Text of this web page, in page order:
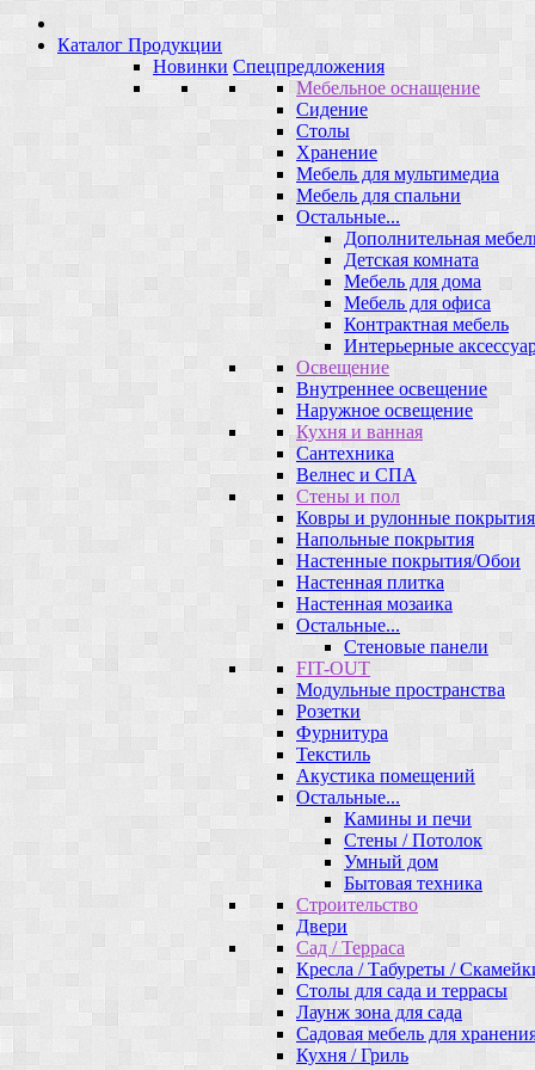
Каталог Продукции
Новинки Спецпредложения
Мебельное оснащение
Сидение
Столы
Хранение
Мебель для мультимедиа
Мебель для спальни
Остальные...
Дополнительная
Детская комната
Мебель для дома
Мебель для офиса
Контрактная мебель
Интерьерные
Освещение
Внутреннее освещение
Наружное освещение
Кухня и ванная
Сантехника
Велнес и СПА
Стены и пол
Ковры и рулонные покрытия
Напольные покрытия
Настенные покрытия/Обои
Настенная плитка
Настенная мозаика
Остальные...
Стеновые панели
FIT-OUT
Модульные пространства
Розетки
Фурнитура
Текстиль
Акустика помещений
Остальные...
Камины и печи
Стены / Потолок
Умный дом
Бытовая техника
Строительство
Двери
Сад / Терраса
Кресла / Табуреты /
Столы для сада и террасы
Лаунж зона для сада
Садовая мебель для
Кухня / Гриль